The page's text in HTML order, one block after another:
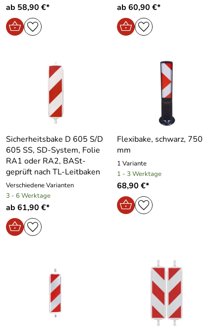
ab 58,90 €* ab 60,90 €*
Sicherheitsbake D 605 S/D
605 SS, SD-System, Folie
RA1 oder RA2, BASt-
geprüft nach TL-Leitbaken
Verschiedene Varianten
3 - 6 Werktage
ab 61,90 €*
Flexibake, schwarz, 750
mm
1 Variante
1 - 3 Werktage
68,90 €*